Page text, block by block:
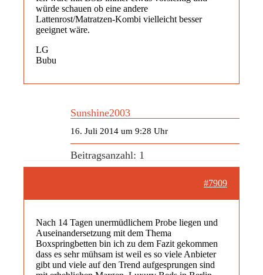
würde schauen ob eine andere
Lattenrost/Matratzen-Kombi vielleicht besser
geeignet wäre.
LG
Bubu
Sunshine2003
16. Juli 2014 um 9:28 Uhr
Beitragsanzahl: 1
#7909
Nach 14 Tagen unermüdlichem Probe liegen und
Auseinandersetzung mit dem Thema
Boxspringbetten bin ich zu dem Fazit gekommen
dass es sehr mühsam ist weil es so viele Anbieter
gibt und viele auf den Trend aufgesprungen sind